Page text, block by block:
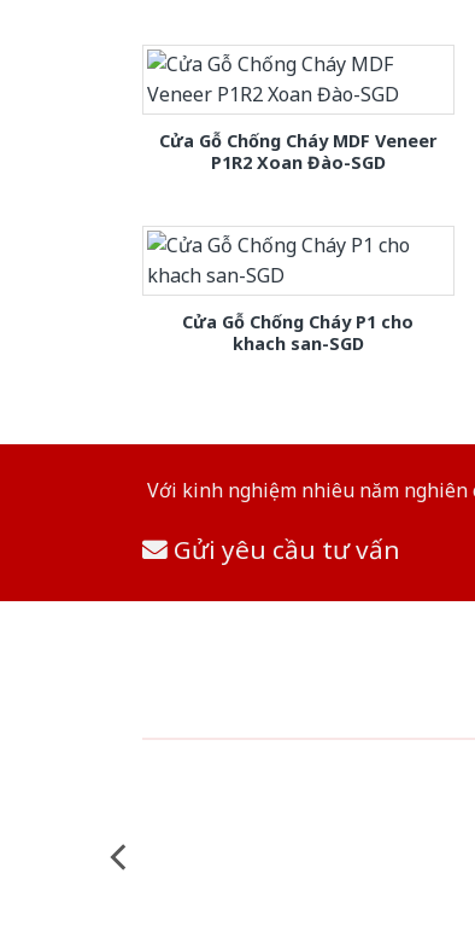
Cửa Gỗ Chống Cháy MDF Veneer
P1R2 Xoan Đào-SGD
Cửa Gỗ Chống Cháy P1 cho
khach san-SGD
Với kinh nghiệm nhiêu năm nghiên
Gửi yêu cầu tư vấn